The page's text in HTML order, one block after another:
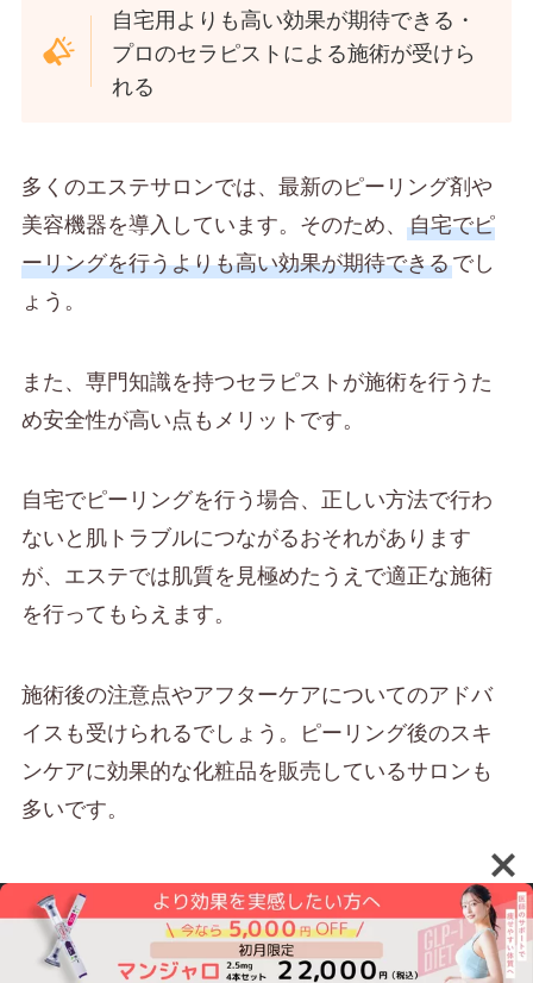
自宅用よりも高い効果が期待できる・
プロのセラピストによる施術が受けら
れる
多くのエステサロンでは、最新のピーリング剤や
美容機器を導入しています。そのため、 自宅でピ
ーリングを行うよりも高い効果が期待できるでし
ょう。
また、専門知識を持つセラピストが施術を行うた
め安全性が高い点もメリットです。
自宅でピーリングを行う場合、正しい方法で行わ
ないと肌トラブルにつながるおそれがあります
が、エステでは肌質を見極めたうえで適正な施術
を行ってもらえます。
施術後の注意点やアフターケアについてのアドバ
イスも受けられるでしょう。ピーリング後のスキ
ンケアに効果的な化粧品を販売しているサロンも
多いです。
デメリット